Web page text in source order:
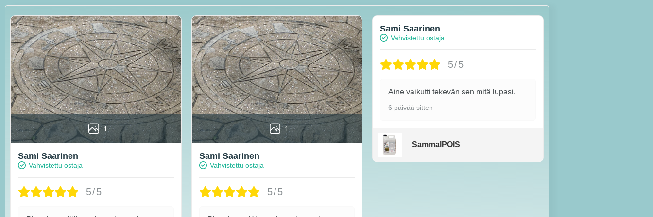
1
Sami Saarinen
Vahvistettu ostaja
5/5
1
Sami Saarinen
Vahvistettu ostaja
5/5
Sami Saarinen
Vahvistettu ostaja
5/5
Aine vaikutti tekevän sen mitä lupasi.
6 päivää sitten
SammalPOIS